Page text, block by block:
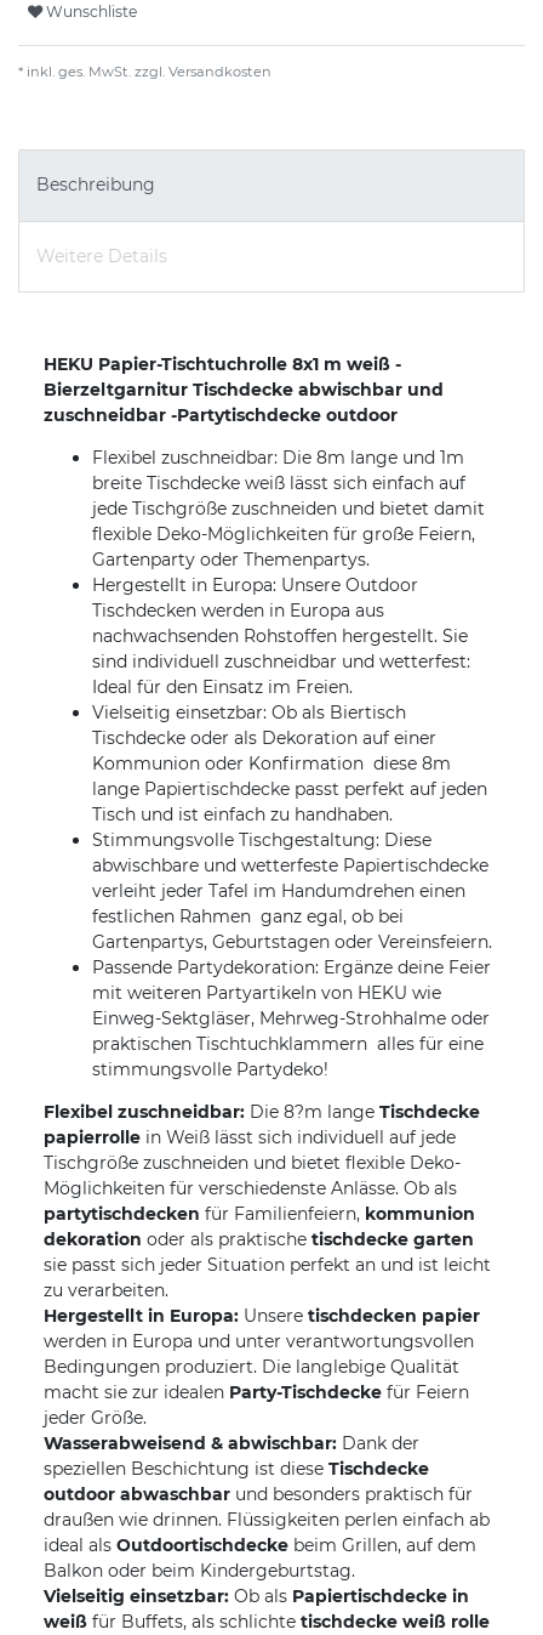
Wunschliste
* inkl. ges. MwSt. zzgl. Versandkosten
Beschreibung
Weitere Details
HEKU Papier-Tischtuchrolle 8x1 m weiß -
Bierzeltgarnitur Tischdecke abwischbar und
zuschneidbar -Partytischdecke outdoor
Flexibel zuschneidbar: Die 8m lange und 1m
breite Tischdecke weiß lässt sich einfach auf
jede Tischgröße zuschneiden und bietet damit
flexible Deko-Möglichkeiten für große Feiern,
Gartenparty oder Themenpartys.
Hergestellt in Europa: Unsere Outdoor
Tischdecken werden in Europa aus
nachwachsenden Rohstoffen hergestellt. Sie
sind individuell zuschneidbar und wetterfest:
Ideal für den Einsatz im Freien.
Vielseitig einsetzbar: Ob als Biertisch
Tischdecke oder als Dekoration auf einer
Kommunion oder Konfirmation  diese 8m
lange Papiertischdecke passt perfekt auf jeden
Tisch und ist einfach zu handhaben.
Stimmungsvolle Tischgestaltung: Diese
abwischbare und wetterfeste Papiertischdecke
verleiht jeder Tafel im Handumdrehen einen
festlichen Rahmen  ganz egal, ob bei
Gartenpartys, Geburtstagen oder Vereinsfeiern.
Passende Partydekoration: Ergänze deine Feier
mit weiteren Partyartikeln von HEKU wie
Einweg-Sektgläser, Mehrweg-Strohhalme oder
praktischen Tischtuchklammern  alles für eine
stimmungsvolle Partydeko!
Flexibel zuschneidbar: Die 8?m lange Tischdecke
papierrolle in Weiß lässt sich individuell auf jede
Tischgröße zuschneiden und bietet flexible Deko-
Möglichkeiten für verschiedenste Anlässe. Ob als
partytischdecken für Familienfeiern, kommunion
dekoration oder als praktische tischdecke garten
sie passt sich jeder Situation perfekt an und ist leicht
zu verarbeiten.
Hergestellt in Europa: Unsere tischdecken papier
werden in Europa und unter verantwortungsvollen
Bedingungen produziert. Die langlebige Qualität
macht sie zur idealen Party-Tischdecke für Feiern
jeder Größe.
Wasserabweisend & abwischbar: Dank der
speziellen Beschichtung ist diese Tischdecke
outdoor abwaschbar und besonders praktisch für
draußen wie drinnen. Flüssigkeiten perlen einfach ab 
ideal als Outdoortischdecke beim Grillen, auf dem
Balkon oder beim Kindergeburtstag.
Vielseitig einsetzbar: Ob als Papiertischdecke in
weiß für Buffets, als schlichte tischdecke weiß rolle